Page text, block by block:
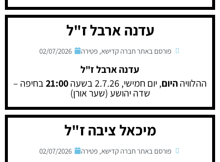
עדנה ארבל ז"ל
פורסם באתר חברה קדישא, פטירה 02/07/2026
עדנה ארבל ז"ל
ההלוויההיום, יום חמישי, 2.7.26 בשעה 21:00בחיפה –
שדה יהושע (שער אורן)
מיכאל ציבה ז"ל
פורסם באתר חברה קדישא, פטירה 02/07/2026